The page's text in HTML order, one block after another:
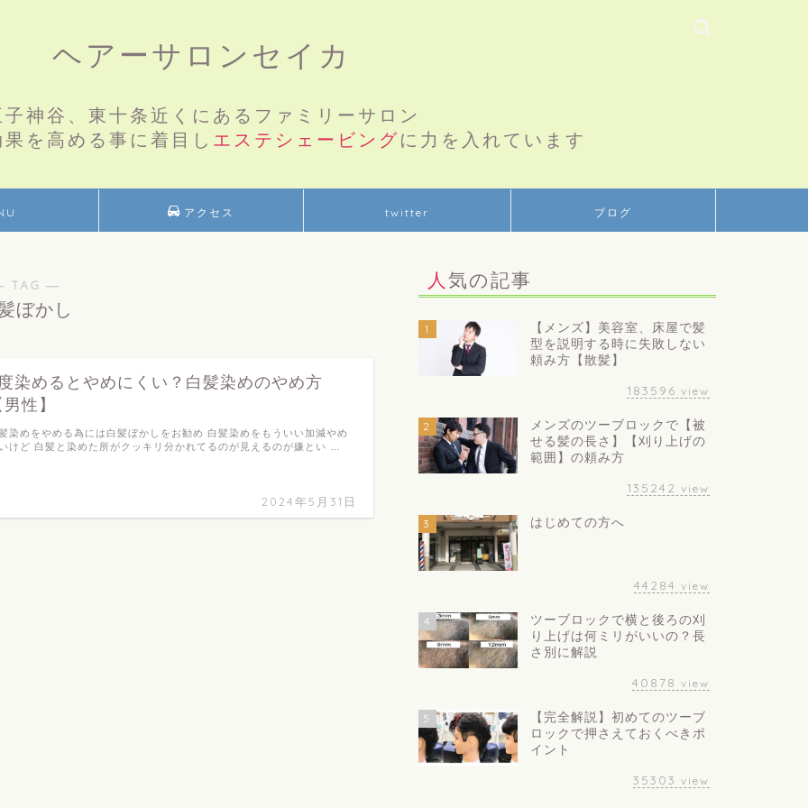
ヘアーサロンセイカ
子神谷、東十条近くにあるファミリーサロン
を高める事に着目し エステシェービングに力を入れています
アクセス twitter ブログ
TAG ―
ぼかし
染めるとやめにくい？白髪染めのやめ方
性】
2024年5月31日
染めをやめる為には白髪ぼかしをお勧め 白髪染めをもういい加減やめ
けど 白髪と染めた所がクッキリ分かれてるのが見えるのが嫌とい …
人気の記事
1
【メンズ】美容室、床屋で髪
型を説明する時に失敗しない
頼み方【散髪】
183596 view
2
メンズのツーブロックで【被
せる髪の長さ】【刈り上げの
範囲】の頼み方
135242 view
3 はじめての方へ
44284 view
4
ツーブロックで横と後ろの刈
り上げは何ミリがいいの？長
さ別に解説
40878 view
5
【完全解説】初めてのツーブ
ロックで押さえておくべきポ
イント
35303 view